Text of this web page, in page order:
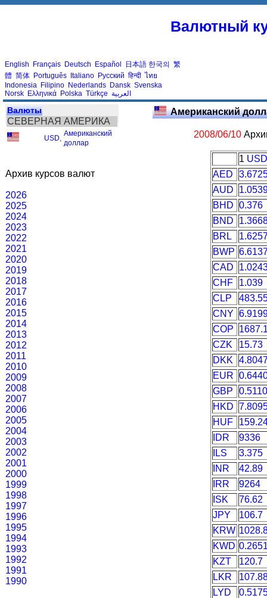
Валютный
English Français Deutsch Español 日本語 한국의 繁
體 简体 Português Italiano Русский हिन्दी ไทย
Indonesia Filipino Nederlands Dansk Svenska
Norsk Ελληνικά Polska Türkçe العربية
Валюты
СЕВЕРНАЯ АМЕРИКА
USD
Американский
доллар
Архив курсов валют
2026
2025
2024
2023
2022
2021
2020
2019
2018
2017
2016
2015
2014
2013
2012
2011
2010
2009
2008
2007
2006
2005
2004
2003
2002
2001
2000
1999
1998
1997
1996
1995
1994
1993
1992
1991
1990
Американский
2008/06/10
1
AED
AUD
BHD
0.376
BND
BRL
BWP
CAD
CHF
1.039
CLP
CNY
COP
CZK
15.73
DKK
EUR
GBP
HKD
HUF
IDR
9336
ILS
3.375
INR
42.89
IRR
9264
ISK
76.62
JPY
106.7
KRW
KWD
KZT
120.7
LKR
LYD